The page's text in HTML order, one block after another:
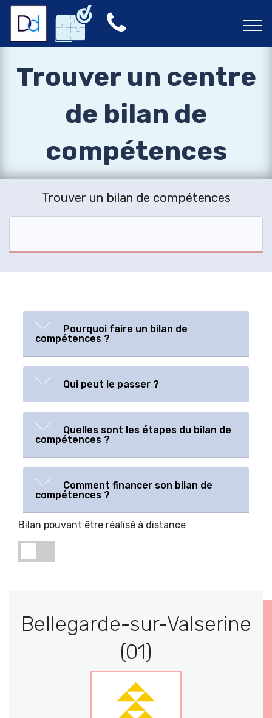
Trouver un centre
de bilan de
compétences
Trouver un bilan de compétences
Pourquoi faire un bilan de
compétences ?
Qui peut le passer ?
Quelles sont les étapes du bilan de
compétences ?
Comment financer son bilan de
compétences ?
Bilan pouvant être réalisé à distance
Bellegarde-sur-Valserine
(01)